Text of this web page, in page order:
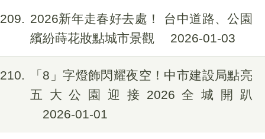
209
2026新年走春好去處！ 台中道路、公園
繽紛蒔花妝點城市景觀
2026-01-03
210
「8」字燈飾閃耀夜空！中市建設局點亮
五大公園迎接2026全城開趴
2026-01-01